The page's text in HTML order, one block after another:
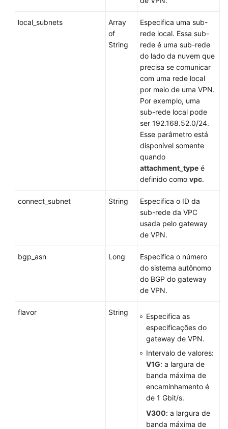
Troubleshooting
local_subnets
Array
of
String
Especifica uma sub-
rede local. Essa sub-
rede é uma sub-rede
do lado da nuvem que
precisa se comunicar
com uma rede local
por meio de uma VPN.
Por exemplo, uma
sub-rede local pode
ser 192.168.52.0/24.
Esse parâmetro está
disponível somente
quando
attachment_type é
definido como vpc.
connect_subnet String
Especifica o ID da
sub-rede da VPC
usada pelo gateway
de VPN.
bgp_asn Long
Especifica o número
do sistema autônomo
do BGP do gateway
de VPN.
flavor String
Especifica as
especificações do
gateway de VPN.
Intervalo de valores:
V1G: a largura de
banda máxima de
encaminhamento é
de 1 Gbit/s.
V300: a largura de
banda máxima de